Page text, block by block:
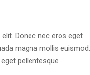
Donec nec eros eget
magna mollis euismod.
pellentesque